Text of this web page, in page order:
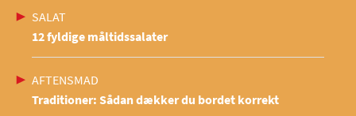
SALAT
12 fyldige måltidssalater
AFTENSMAD
Traditioner: Sådan dækker du bordet korrekt